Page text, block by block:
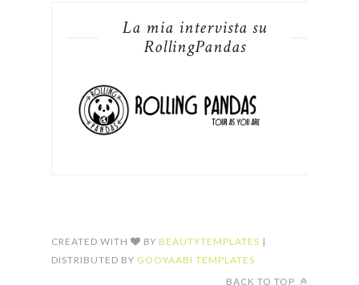
La mia intervista su
RollingPandas
CREATED WITH BY BEAUTYTEMPLATES |
DISTRIBUTED BY GOOYAABI TEMPLATES
BACK TO TOP